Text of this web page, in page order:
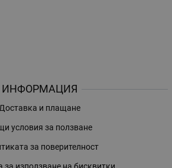
ИНФОРМАЦИЯ
и плащане
условия за ползване
за поверителност